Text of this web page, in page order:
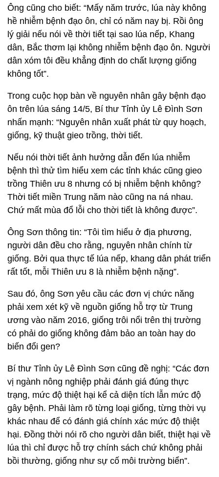
Ông cũng cho biết: “Mấy năm trước, lúa này không
hề nhiễm bệnh đạo ôn, chỉ có năm nay bị. Rồi ông
lý giải nếu nói về thời tiết tại sao lúa nếp, Khang
dân, Bắc thơm lại không nhiễm bệnh đạo ôn. Người
dân xóm tôi đều khẳng định do chất lượng giống
không tốt”.
Trong cuộc họp bàn về nguyên nhân gây bệnh đạo
ôn trên lúa sáng 14/5, Bí thư Tỉnh ủy Lê Đình Sơn
nhấn mạnh: “Nguyên nhân xuất phát từ quy hoạch,
giống, kỹ thuật gieo trồng, thời tiết.
Nếu nói thời tiết ảnh hưởng dẫn đến lúa nhiễm
bệnh thì thử tìm hiểu xem các tỉnh khác cũng gieo
trồng Thiên ưu 8 nhưng có bị nhiễm bệnh không?
Thời tiết miền Trung năm nào cũng na ná nhau.
Chứ mất mùa đổ lỗi cho thời tiết là không được”.
Ông Sơn thông tin: “Tôi tìm hiểu ở địa phương,
người dân đều cho rằng, nguyên nhân chính từ
giống. Bởi qua thực tế lúa nếp, khang dân phát triển
rất tốt, mỗi Thiên ưu 8 là nhiễm bệnh nặng”.
Sau đó, ông Sơn yêu cầu các đơn vị chức năng
phải xem xét kỹ về nguồn giống hỗ trợ từ Trung
ương vào năm 2016, giống trôi nổi trên thị trường
có phải do giống không đảm bảo an toàn hay do
biến đổi gen?
Bí thư Tỉnh ủy Lê Đình Sơn cũng đề nghị: “Các đơn
vị ngành nông nghiệp phải đánh giá đúng thực
trạng, mức độ thiệt hại kể cả diện tích lẫn mức độ
gây bệnh. Phải làm rõ từng loại giống, từng thời vụ
khác nhau để có đánh giá chính xác mức độ thiệt
hại. Đồng thời nói rõ cho người dân biết, thiệt hại về
lúa thì chỉ được hỗ trợ chính sách chứ không phải
bồi thường, giống như sự cố môi trường biển”.